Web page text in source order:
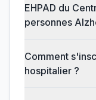
EHPAD du
personnes
Comment
hospitalier ?